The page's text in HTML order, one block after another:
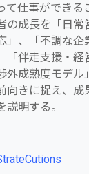
て仕事ができる
の成長を「日常
」、「不調な企
「伴走支援・経
外成熟度モデル
向きに捉え、成
説明する。